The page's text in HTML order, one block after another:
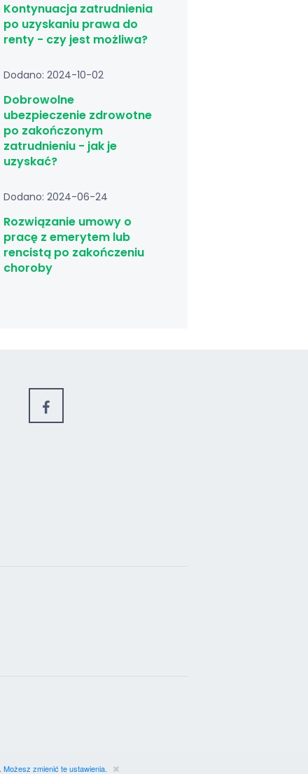
Kontynuacja zatrudnienia
po uzyskaniu prawa do
renty - czy jest możliwa?
Dodano: 2024-10-02
Dobrowolne
ubezpieczenie zdrowotne
po zakończonym
zatrudnieniu - jak je
uzyskać?
Dodano: 2024-06-24
Rozwiązanie umowy o
pracę z emerytem lub
rencistą po zakończeniu
choroby
Możesz zmienić te ustawienia.